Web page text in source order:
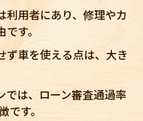
利用者にあり、修理やカ
です。
ず車を使える点は、大き
では、ローン審査通過率
す。